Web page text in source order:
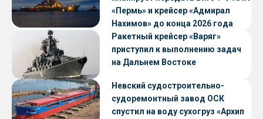
«Пермь» и крейсер «Адмирал
Нахимов» до конца 2026 года
Ракетный крейсер «Варяг»
приступил к выполнению задач
на Дальнем Востоке
Невский судостроительно-
судоремонтный завод ОСК
спустил на воду сухогруз «Архип